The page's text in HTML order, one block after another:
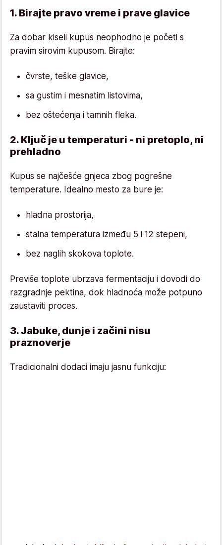
1. Birajte pravo vreme i prave glavice
Za dobar kiseli kupus neophodno je početi s
pravim sirovim kupusom. Birajte:
čvrste, teške glavice,
sa gustim i mesnatim listovima,
bez oštećenja i tamnih fleka.
2. Ključ je u temperaturi - ni pretoplo, ni
prehladno
Kupus se najčešće gnjeca zbog pogrešne
temperature. Idealno mesto za bure je:
hladna prostorija,
stalna temperatura između 5 i 12 stepeni,
bez naglih skokova toplote.
Previše toplote ubrzava fermentaciju i dovodi do
razgradnje pektina, dok hladnoća može potpuno
zaustaviti proces.
3. Jabuke, dunje i začini nisu
praznoverje
Tradicionalni dodaci imaju jasnu funkciju: